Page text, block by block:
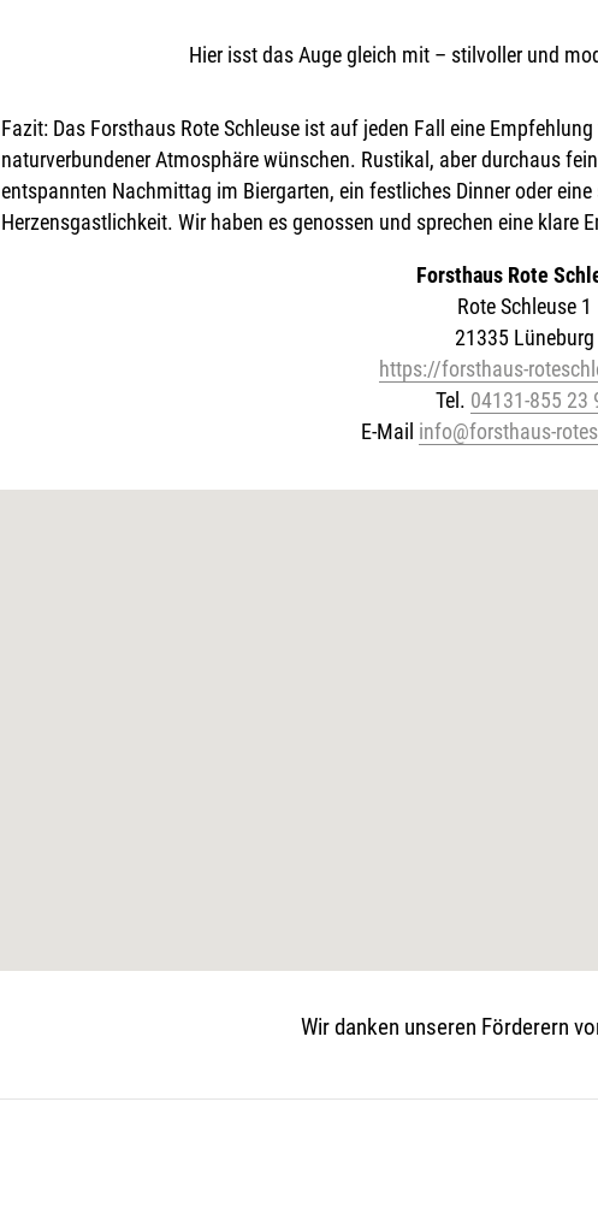
Hier isst das Auge gleich mit – stilvoller und
Fazit: Das Forsthaus Rote Schleuse ist auf jeden Fall eine
naturverbundener Atmosphäre wünschen. Rustikal, aber durchaus
entspannten Nachmittag im Biergarten, ein festliches Dinner oder
Herzensgastlichkeit. Wir haben es genossen und sprechen eine klare
Forsthaus Rote
Rote Schleuse 1
21335 Lüneburg
https://forsthaus-
Tel. 04131-855 23
E-Mail info@forsthaus-
Wir danken unseren Förderern